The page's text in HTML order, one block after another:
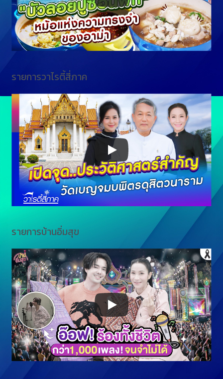
รายการวาไรตี้สี่ภาค
รายการบ้านอิ่มสุข